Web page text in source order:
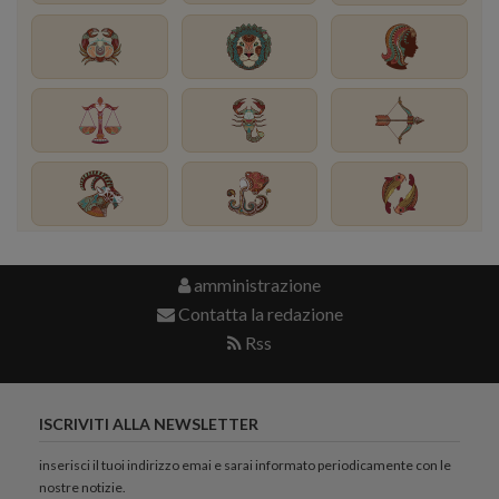
amministrazione
Contatta la redazione
Rss
ISCRIVITI ALLA NEWSLETTER
inserisci il tuoi indirizzo emai e sarai informato periodicamente con le
nostre notizie.